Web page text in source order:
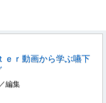
ｅｒ動画から学ぶ嚥下
編集